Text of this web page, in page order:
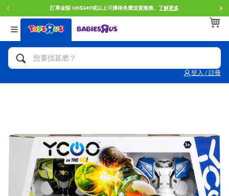
訂單金額 HK$349或以上可獲得免費送貨服務。 了解更多
登入 / 註冊
返回
分類目錄
人氣英雄,角色扮演,射擊玩具
玩具車,貨車,火車及遙控系列
手工藝,文具,蠟筆,泥膠,畫板
返回
品牌
Brunch Brother 早午餐兄弟
Mini Brands
Play-Doh培樂多
返回
年齢
0~2歳
8~11歳
12~14歳